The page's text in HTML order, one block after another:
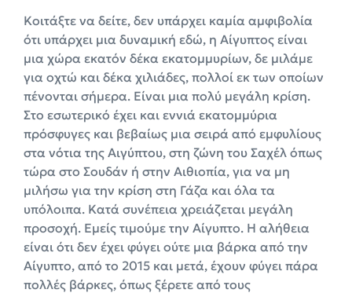
Κοιτάξτε να δείτε, δεν υπάρχει καμία αμφιβολία
ότι υπάρχει μια δυναμική εδώ, η Αίγυπτος είναι
μια χώρα εκατόν δέκα εκατομμυρίων, δε μιλάμε
για οχτώ και δέκα χιλιάδες, πολλοί εκ των οποίων
πένονται σήμερα. Είναι μια πολύ μεγάλη κρίση.
Στο εσωτερικό έχει και εννιά εκατομμύρια
πρόσφυγες και βεβαίως μια σειρά από εμφυλίους
στα νότια της Αιγύπτου, στη ζώνη του Σαχέλ όπως
τώρα στο Σουδάν ή στην Αιθιοπία, για να μη
μιλήσω για την κρίση στη Γάζα και όλα τα
υπόλοιπα. Κατά συνέπεια χρειάζεται μεγάλη
προσοχή. Εμείς τιμούμε την Αίγυπτο. Η αλήθεια
είναι ότι δεν έχει φύγει ούτε μια βάρκα από την
Αίγυπτο, από το 2015 και μετά, έχουν φύγει πάρα
πολλές βάρκες, όπως ξέρετε από τους